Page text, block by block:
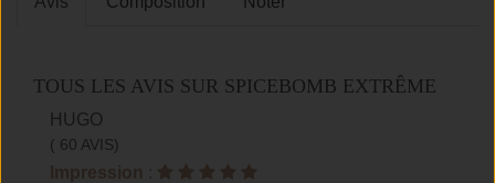
TOUS LES AVIS SUR SPICEBOMB EXTRÊME
HUGO
( 60 AVIS)
Impression :